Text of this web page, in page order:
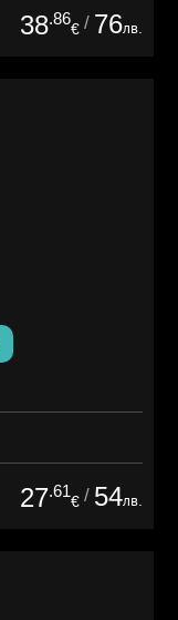
38.86
€ / 76лв.
27.61
€ / 54лв.